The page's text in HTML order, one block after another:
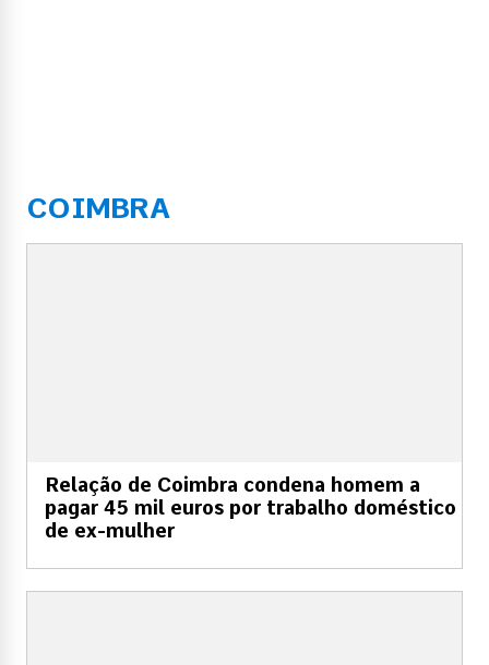
COIMBRA
Relação de Coimbra condena homem a
pagar 45 mil euros por trabalho doméstico
de ex-mulher